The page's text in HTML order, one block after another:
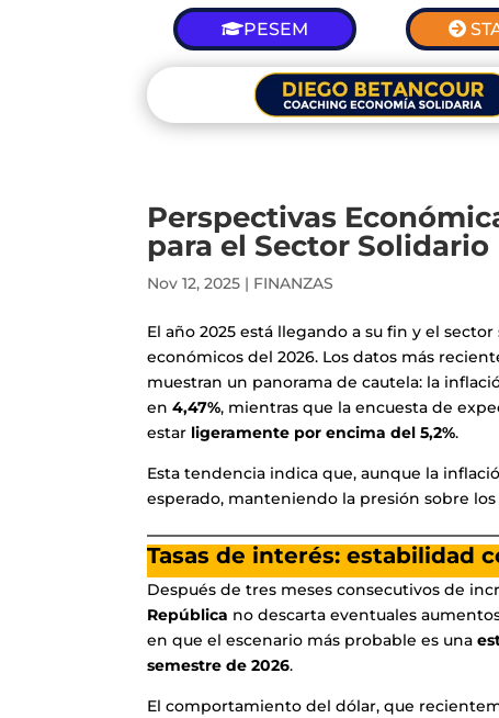
PESEM
Perspectivas
para el Sector Solidario
Nov 12, 2025 | FINANZAS
El año 2025 está llegando a su fin y el
económicos del 2026. Los datos más
muestran un panorama de cautela: la
en4,47%, mientras que la encuesta de
estar ligeramente por encima del 5,2%.
Esta tendencia indica que, aunque la
esperado, manteniendo la presión sobre
Tasas de interés: estabilidad
Después de tres meses consecutivos de
República no descarta eventuales
en que el escenario más probable es una
semestre de 2026.
El comportamiento del dólar, que